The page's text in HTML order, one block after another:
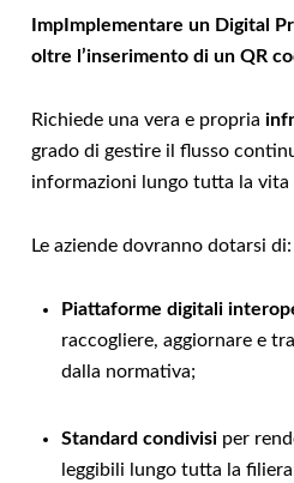
ImpImplementare un Digital
oltre l’inserimento di un QR
Richiede una vera e propria
grado di gestire il flusso
informazioni lungo tutta la
Le aziende dovranno dotarsi di:
Piattaforme digitali
raccogliere, aggiornare e
dalla normativa;
Standard condivisi per
leggibili lungo tutta la